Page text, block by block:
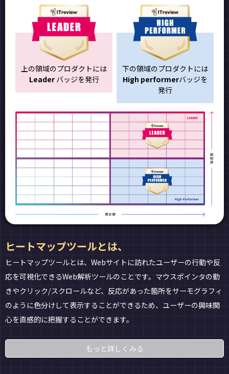
上の領域のプロダクトには
Leaderバッジを発行
下の領域のプロダクトには
High performerバッジを
発行
ヒートマップツールとは、
ヒートマップツールとは、Webサイトに訪れたユーザーの行動や反
応を可視化できるWeb解析ツールのことです。マウスポインタの動
きやクリック/スクロールなど、反応があった箇所をサーモグラフィ
のように色分けして表示することができるため、ユーザーの興味関
心を直感的に把握することができます。
もっと詳しくみる